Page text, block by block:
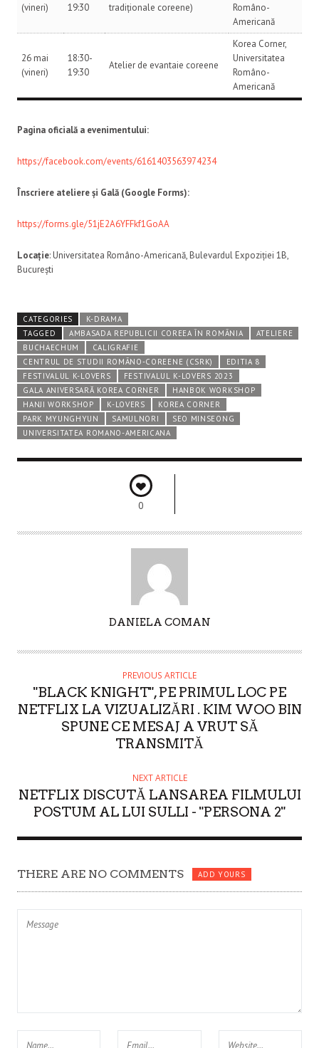
(vineri)
19:30
tradiționale coreene)
Româno-
Americană
26 mai
(vineri)
18:30-
19:30
Atelier de evantaie coreene
Korea Corner,
Universitatea
Româno-
Americană
Pagina oficială a evenimentului:
https://facebook.com/events/6161403563974234
Înscriere ateliere și Gală (Google Forms):
https://forms.gle/51jE2A6YFFkf1GoAA
Locație: Universitatea Româno-Americană, Bulevardul Expoziției 1B,
București
CATEGORIES
K-DRAMA
TAGGED
AMBASADA REPUBLICII COREEA ÎN ROMÂNIA
ATELIERE
BUCHAECHUM
CALIGRAFIE
CENTRUL DE STUDII ROMÂNO-COREENE (CSRK)
EDITIA 8
FESTIVALUL K-LOVERS
FESTIVALUL K-LOVERS 2023
GALA ANIVERSARĂ KOREA CORNER
HANBOK WORKSHOP
HANJI WORKSHOP
K-LOVERS
KOREA CORNER
PARK MYUNGHYUN
SAMULNORI
SEO MINSEONG
UNIVERSITATEA ROMANO-AMERICANA
0
T
R
DANIELA COMAN
PREVIOUS ARTICLE
"BLACK KNIGHT", PE PRIMUL LOC PE
NETFLIX LA VIZUALIZĂRI . KIM WOO BIN
SPUNE CE MESAJ A VRUT SĂ
TRANSMITĂ
NEXT ARTICLE
NETFLIX DISCUTĂ LANSAREA FILMULUI
POSTUM AL LUI SULLI - "PERSONA 2"
THERE ARE NO COMMENTS ADD YOURS